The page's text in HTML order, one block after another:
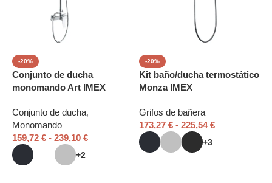
-20%
Conjunto de ducha
monomando Art IMEX
Conjunto de ducha,
Monomando
159,72 € - 239,10 €
+2
-20%
Kit baño/ducha termostático
Monza IMEX
Grifos de bañera
173,27 € - 225,54€
+3